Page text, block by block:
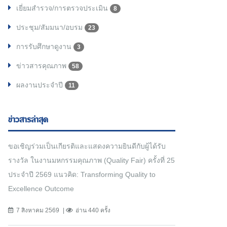
เยี่ยมสำรวจ/การตรวจประเมิน 8
ประชุม/สัมมนา/อบรม 23
การรับศึกษาดูงาน 3
ข่าวสารคุณภาพ 58
ผลงานประจำปี 11
ข่าวสารล่าสุด
ขอเชิญร่วมเป็นเกียรติและแสดงความยินดีกับผู้ได้รับ
รางวัล ในงานมหกรรมคุณภาพ (Quality Fair) ครั้งที่ 25
ประจำปี 2569 แนวคิด: Transforming Quality to
Excellence Outcome
7 สิงหาคม 2569 อ่าน 440 ครั้ง